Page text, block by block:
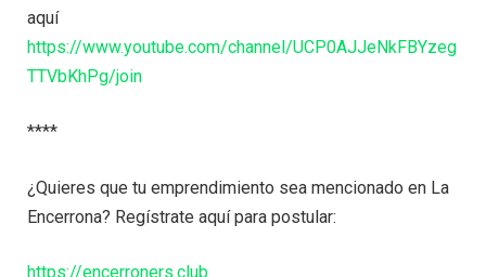
aquí
https://www.youtube.com/channel/UCP0AJJeNkFBYzeg
TTVbKhPg/join
****
¿Quieres que tu emprendimiento sea mencionado en La
Encerrona? Regístrate aquí para postular:
https://encerroners.club